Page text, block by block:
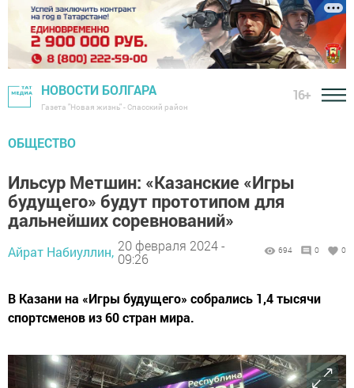
НОВОСТИ БОЛГАРА
Газета "Новая жизнь" - Спасский район
16+
ОБЩЕСТВО
Ильсур Метшин: «Казанские «Игры
будущего» будут прототипом для
дальнейших соревнований»
Айрат Набиуллин, 20 февраля 2024 -
09:26
694 0 0
В Казани на «Игры будущего» собрались 1,4 тысячи
спортсменов из 60 стран мира.